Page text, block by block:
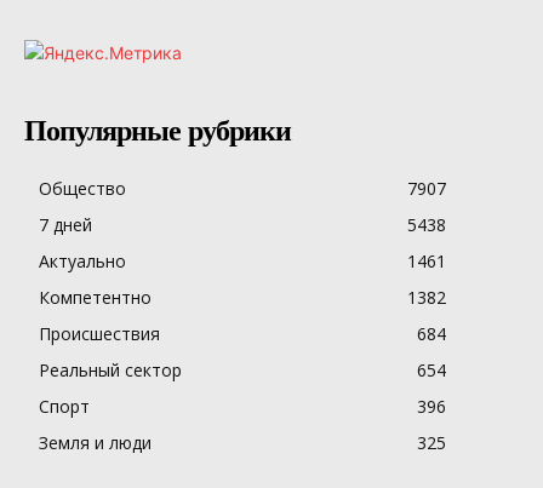
Популярные рубрики
Общество
7907
7 дней
5438
Актуально
1461
Компетентно
1382
Происшествия
684
Реальный сектор
654
Спорт
396
Земля и люди
325